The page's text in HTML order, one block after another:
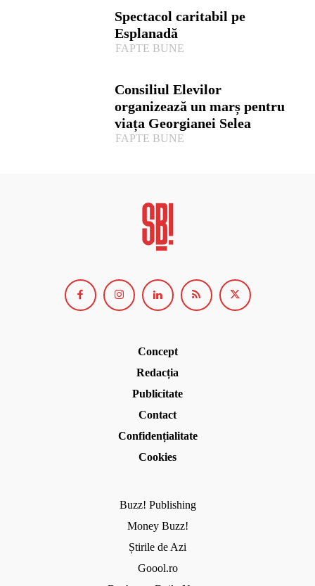
Spectacol caritabil pe
Esplanadă
FAPTE BUNE
Consiliul Elevilor
organizează un marș pentru
viața Georgianei Selea
FAPTE BUNE
Concept
Redacția
Publicitate
Contact
Confidențialitate
Cookies
Buzz! Publishing
Money Buzz!
Știrile de Azi
Goool.ro